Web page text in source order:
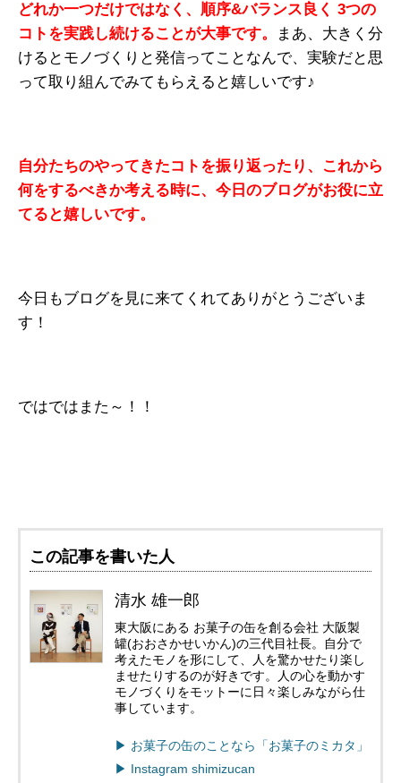
どれか一つだけではなく、順序&バランス良く 3つの
コトを実践し続けることが大事です。
まあ、大きく分
けるとモノづくりと発信ってことなんで、実験だと思
って取り組んでみてもらえると嬉しいです♪
自分たちのやってきたコトを振り返ったり、これから
何をするべきか考える時に、今日のブログがお役に立
てると嬉しいです。
今日もブログを見に来てくれてありがとうございま
す！
ではではまた～！！
この記事を書いた人
清水 雄一郎
東大阪にある お菓子の缶を創る会社 大阪製
罐(おおさかせいかん)の三代目社長。自分で
考えたモノを形にして、人を驚かせたり楽し
ませたりするのが好きです。人の心を動かす
モノづくりをモットーに日々楽しみながら仕
事しています。
▶︎ お菓子の缶のことなら「お菓子のミカタ」
▶︎ Instagram shimizucan